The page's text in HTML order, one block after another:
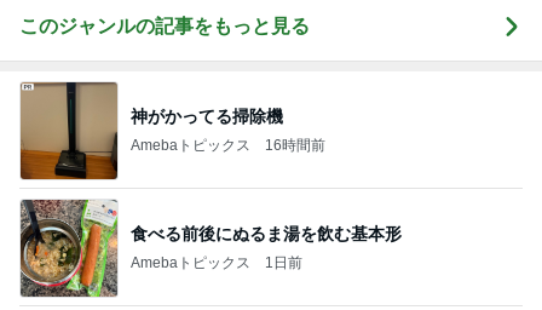
このジャンルの記事をもっと見る
神がかってる掃除機
Amebaトピックス 16時間前
食べる前後にぬるま湯を飲む基本形
Amebaトピックス 1日前